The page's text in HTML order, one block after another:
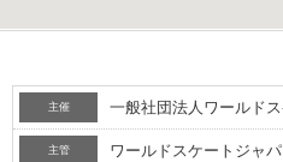
主催 一般社団法人ワールド
主管 ワールドスケートジャ